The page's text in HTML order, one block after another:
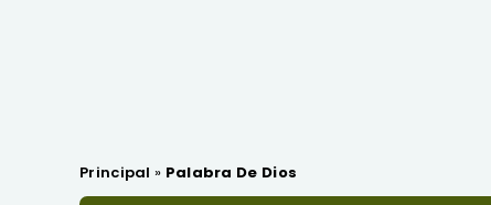
Principal » Palabra De Dios